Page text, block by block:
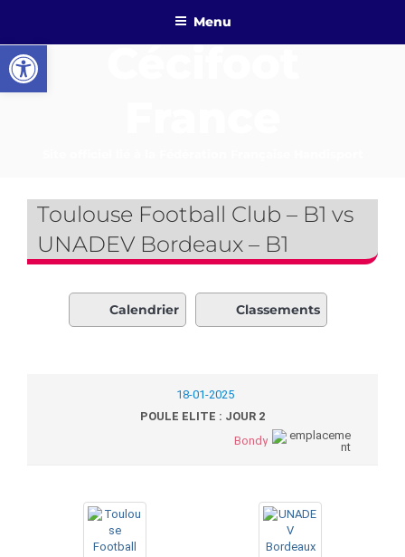
contenu
principal
Menu
Toulouse Football Club – B1 vs
UNADEV Bordeaux – B1
Calendrier Classements
18-01-2025
POULE ELITE : JOUR 2
Bondy
Ouvrir la barre d’outils